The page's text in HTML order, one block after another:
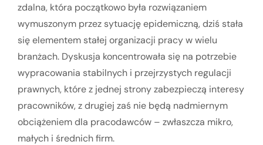
zdalna, która początkowo była rozwiązaniem
wymuszonym przez sytuację epidemiczną, dziś stała
się elementem stałej organizacji pracy w wielu
branżach. Dyskusja koncentrowała się na potrzebie
wypracowania stabilnych i przejrzystych regulacji
prawnych, które z jednej strony zabezpieczą interesy
pracowników, z drugiej zaś nie będą nadmiernym
obciążeniem dla pracodawców – zwłaszcza mikro,
małych i średnich firm.